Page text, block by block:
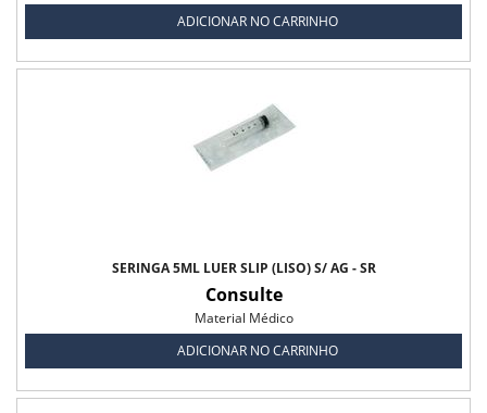
Seringa 60ml s/ Agulha
Seringa com Agulha
Lenço Umedecido Balde Baby Roger
Toalha Umedecida c/40 uni Biofral
Toalha Umedecidas Baby Roger
Toalha Umedecidas Medfresh
ADICIONAR NO CARRINHO
SERINGA 5ML LUER SLIP (LISO) S/ AG - SR
Consulte
Material Médico
ADICIONAR NO CARRINHO